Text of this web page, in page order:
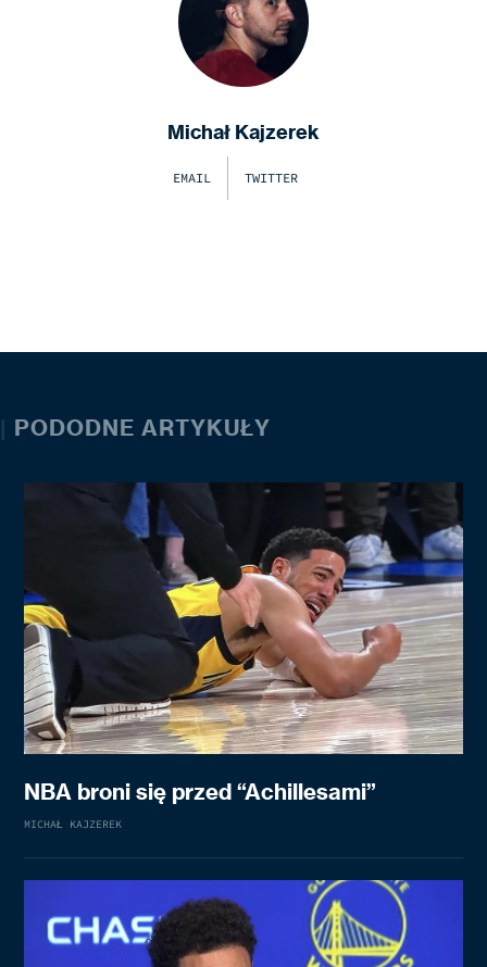
Michał Kajzerek
EMAIL TWITTER
| PODODNE ARTYKUŁY
NBA broni się przed “Achillesami”
MICHAŁ KAJZEREK